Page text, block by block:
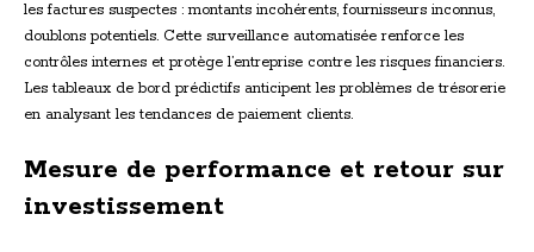
les factures suspectes : montants incohérents, fournisseurs inconnus,
doublons potentiels. Cette surveillance automatisée renforce les
contrôles internes et protège l’entreprise contre les risques financiers.
Les tableaux de bord prédictifs anticipent les problèmes de trésorerie
en analysant les tendances de paiement clients.
Mesure de performance et retour sur
investissement